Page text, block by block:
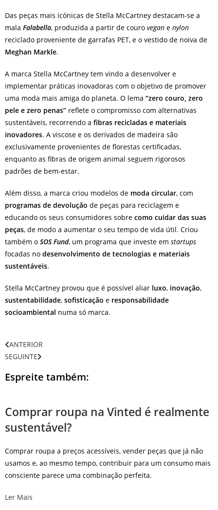
Das peças mais icónicas de Stella McCartney destacam-se a
mala Falabella, produzida a partir de couro vegan e nylon
reciclado proveniente de garrafas PET, e o vestido de noiva de
Meghan Markle.
A marca Stella McCartney tem vindo a desenvolver e
implementar práticas inovadoras com o objetivo de promover
uma moda mais amiga do planeta. O lema “zero couro, zero
pele e zero penas” reflete o compromisso com alternativas
sustentáveis, recorrendo a fibras recicladas e materiais
inovadores. A viscose e os derivados de madeira são
exclusivamente provenientes de florestas certificadas,
enquanto as fibras de origem animal seguem rigorosos
padrões de bem-estar.
Além disso, a marca criou modelos de moda circular, com
programas de devolução de peças para reciclagem e
educando os seus consumidores sobre como cuidar das suas
peças, de modo a aumentar o seu tempo de vida útil. Criou
também o SOS Fund, um programa que investe em startups
focadas no desenvolvimento de tecnologias e materiais
sustentáveis.
Stella McCartney provou que é possível aliar luxo, inovação,
sustentabilidade, sofisticação e responsabilidade
socioambiental numa só marca.
ANTERIOR
SEGUINTE
Espreite também:
Comprar roupa na Vinted é realmente
sustentável?
Comprar roupa a preços acessíveis, vender peças que já não
usamos e, ao mesmo tempo, contribuir para um consumo mais
consciente parece uma combinação perfeita.
Ler Mais